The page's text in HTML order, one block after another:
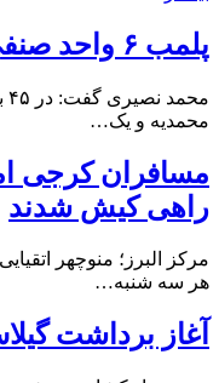
پلمب ۶ واحد صنفی در شهرستان البرز
محمدیه و یک…
مسافران کرجی
راهی کیش شدند
مرکز البرز؛ منوچهر
هر سه شنبه…
آغاز برداشت